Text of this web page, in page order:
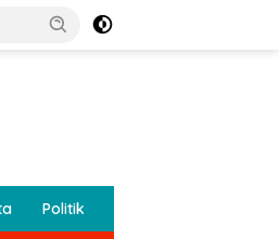
Politik